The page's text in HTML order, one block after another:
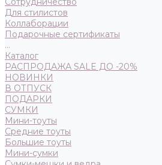
Для стилистов
Коллаборации
Подарочные сертификаты
...
Каталог
РАСПРОДАЖА SALE ДО -20%
НОВИНКИ
В ОТПУСК
ПОДАРКИ
СУМКИ
Мини-тоуты
Средние тоуты
Большие тоуты
Мини-сумки